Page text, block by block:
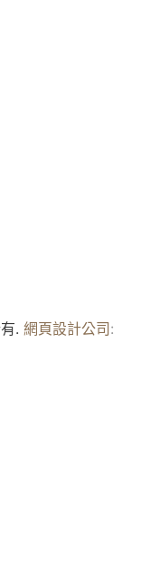
. 網頁設計公司: